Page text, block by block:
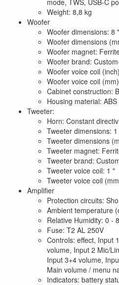
mode, TWS, USB-C
Weight: 8,8 kg
Woofer
Woofer dimensions: 8 "
Woofer dimensions
Woofer magnet:
Woofer brand:
Woofer voice coil
Woofer voice coil
Cabinet construction:
Housing material:
Tweeter:
Horn: Constant
Tweeter dimensions:
Tweeter dimensions
Tweeter magnet:
Tweeter brand:
Tweeter voice coil: 1 "
Tweeter voice coil
Amplifier
Protection circuits:
Ambient temperature
Relative Humidity: 0 -
Fuse: T2 AL 250V
Controls: effect, Input
volume, Input 2 Mic/
Input 3+4 volume,
Main volume / menu
Indicators: battery